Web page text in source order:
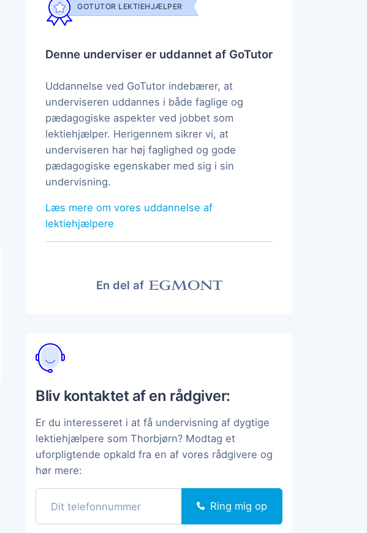
GOTUTOR LEKTIEHJÆLPER
Denne underviser er uddannet af GoTutor
Uddannelse ved GoTutor indebærer, at
underviseren uddannes i både faglige og
pædagogiske aspekter ved jobbet som
lektiehjælper. Herigennem sikrer vi, at
underviseren har høj faglighed og gode
pædagogiske egenskaber med sig i sin
undervisning.
Læs mere om vores uddannelse af
lektiehjælpere
En del af
Bliv kontaktet af en rådgiver:
Er du interesseret i at få undervisning af dygtige
lektiehjælpere som Thorbjørn? Modtag et
uforpligtende opkald fra en af vores rådgivere og
hør mere:
Ring mig op